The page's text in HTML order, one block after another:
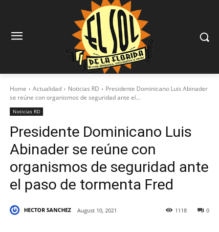
Home Actualidad Noticias RD
Presidente Dominicano Luis Abinader
se reúne con organismos de seguridad ante el...
Noticias RD
Presidente Dominicano Luis
Abinader se reúne con
organismos de seguridad ante
el paso de tormenta Fred
HECTOR SANCHEZ August 10, 2021 0
1118